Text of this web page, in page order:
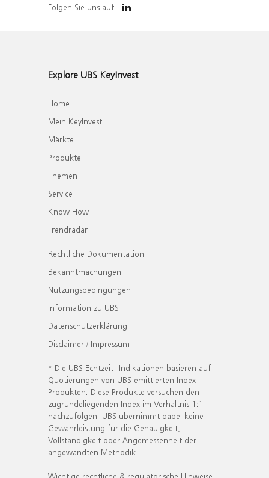
Folgen Sie uns auf
Explore UBS KeyInvest
Home
Mein KeyInvest
Märkte
Produkte
Themen
Service
Know How
Trendradar
Rechtliche Dokumentation
Bekanntmachungen
Nutzungsbedingungen
Information zu UBS
Datenschutzerklärung
Disclaimer / Impressum
* Die UBS Echtzeit- Indikationen basieren auf
Quotierungen von UBS emittierten Index-
Produkten. Diese Produkte versuchen den
zugrundeliegenden Index im Verhältnis 1:1
nachzufolgen. UBS übernimmt dabei keine
Gewährleistung für die Genauigkeit,
Vollständigkeit oder Angemessenheit der
angewandten Methodik.